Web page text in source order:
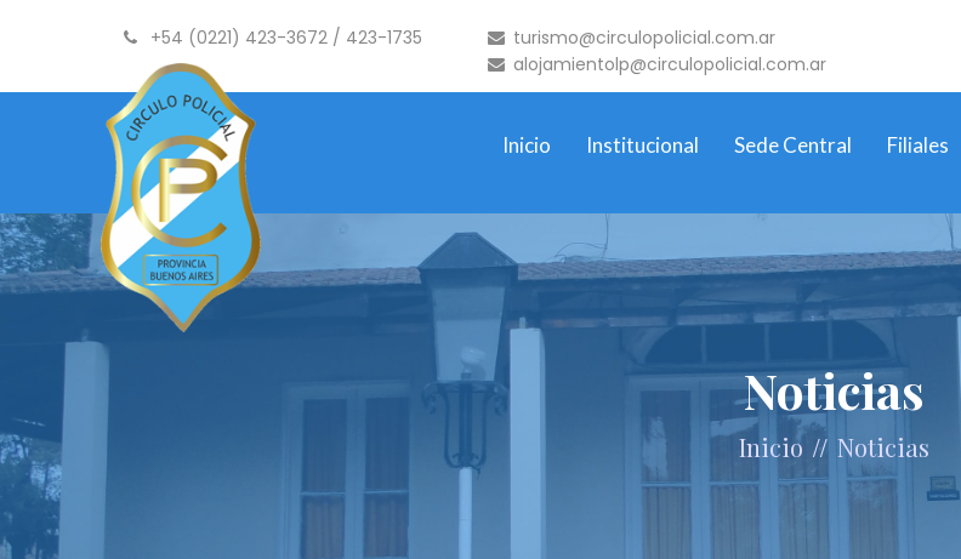
+54 (0221) 423-3672 / 423-1735
turismo@circulopolicial.com.ar
alojamientolp@circulopolicial.com.ar
Inicio Institucional Sede Central Filiales
Noticias
Inicio // Noticias